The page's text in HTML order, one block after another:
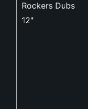
Rockers Dubs
12"